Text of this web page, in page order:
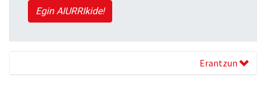
Egin AIURRIkide!
Erantzun